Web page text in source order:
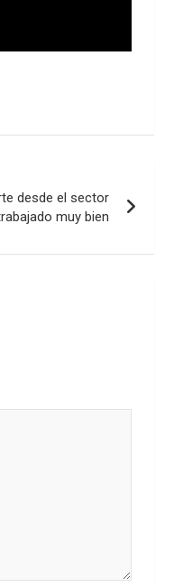
desde el sector
muy bien